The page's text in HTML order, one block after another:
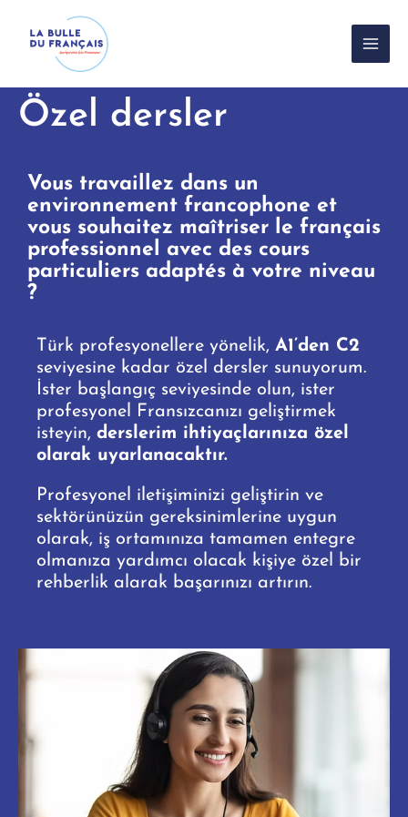
Özel dersler
Vous travaillez dans un
environnement francophone et
vous souhaitez maîtriser le français
professionnel avec des cours
particuliers adaptés à votre niveau
?
Türk profesyonellere yönelik, A1’den C2
seviyesine kadar özel dersler sunuyorum.
İster başlangıç seviyesinde olun, ister
profesyonel Fransızcanızı geliştirmek
isteyin, derslerim ihtiyaçlarınıza özel
olarak uyarlanacaktır.
Profesyonel iletişiminizi geliştirin ve
sektörünüzün gereksinimlerine uygun
olarak, iş ortamınıza tamamen entegre
olmanıza yardımcı olacak kişiye özel bir
rehberlik alarak başarınızı artırın.